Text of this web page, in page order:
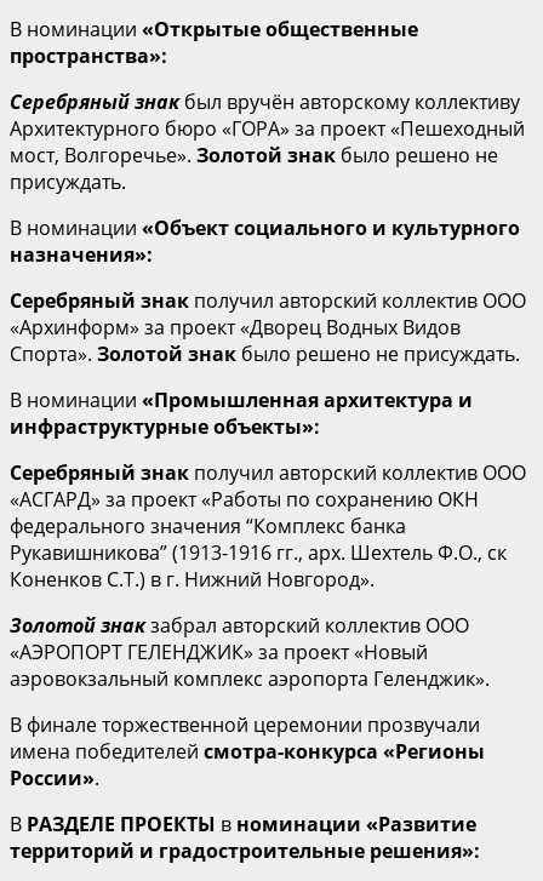
В номинации «Открытые общественные
пространства»:
Серебряный знакбыл вручён авторскому коллективу
Архитектурного бюро «ГОРА» за проект «Пешеходный
мост, Волгоречье». Золотой знак было решено не
присуждать.
В номинации «Объект социального и культурного
назначения»:
Серебряный знак получил авторский коллектив ООО
«Архинформ» за проект «Дворец Водных Видов
Спорта». Золотой знак было решено не присуждать.
В номинации «Промышленная архитектура и
инфраструктурные объекты»:
Серебряный знак получил авторский коллектив ООО
«АСГАРД» за проект «Работы по сохранению ОКН
федерального значения “Комплекс банка
Рукавишникова” (1913-1916 гг., арх. Шехтель Ф.О., ск
Коненков С.Т.) в г. Нижний Новгород».
Золотой знакзабрал авторский коллектив ООО
«АЭРОПОРТ ГЕЛЕНДЖИК» за проект «Новый
аэровокзальный комплекс аэропорта Геленджик».
В финале торжественной церемонии прозвучали
имена победителей смотра-конкурса «Регионы
России».
В РАЗДЕЛЕ ПРОЕКТЫ в номинации «Развитие
территорий и градостроительные решения»: